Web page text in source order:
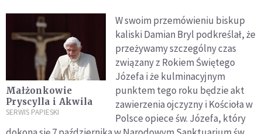
Małżonkowie
Pryscylla i Akwila
SERWIS PAPIESKI
W swoim przemówieniu biskup
kaliski Damian Bryl podkreślał, że
przeżywamy szczególny czas
związany z Rokiem Świętego
Józefa i że kulminacyjnym
punktem tego roku będzie akt
zawierzenia ojczyzny i Kościoła w
Polsce opiece św. Józefa, który